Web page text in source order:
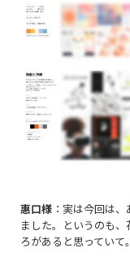
惠口様 ：実は今回は
ました。というのも
ろがあると思っていて。